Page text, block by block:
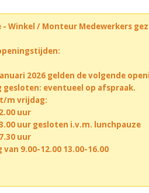
- Winkel / Monteur Medewerkers
2026 gelden de volgende
gesloten: eventueel op afspraak.
m vrijdag:
uur
uur gesloten i.v.m. lunchpauze
uur
van 9.00-12.00 13.00-16.00